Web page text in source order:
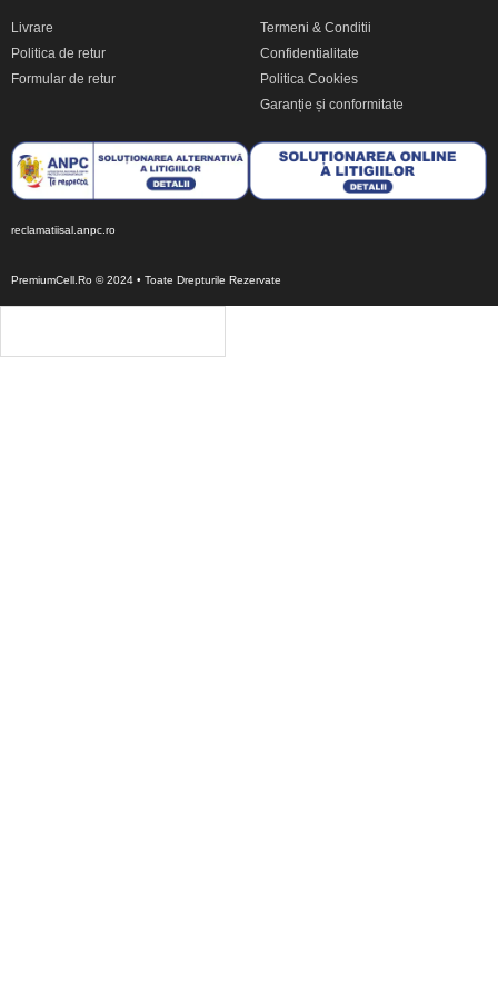
Livrare
Politica de retur
Formular de retur
Termeni & Conditii
Confidentialitate
Politica Cookies
Garanție și conformitate
reclamatiisal.anpc.ro
PremiumCell.Ro © 2024 • Toate Drepturile Rezervate